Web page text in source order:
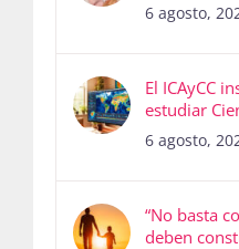
6 agosto,
El ICAyCC
estudiar
6 agosto,
“No basta
deben